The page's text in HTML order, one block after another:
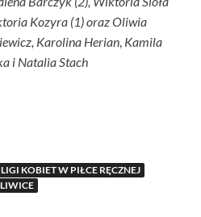
Kozyra (1) orazOliwia
Karolina Herian Kamila
i Natalia Stach
KOBIET W PIŁCE RĘCZNEJ